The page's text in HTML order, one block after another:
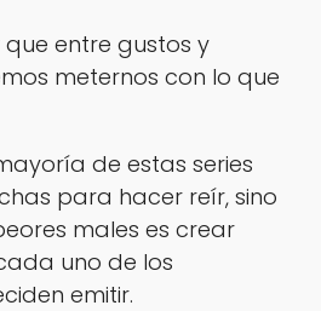
entre gustos y
meternos con lo que
de estas series
para hacer reír, sino
males es crear
uno de los
emitir.